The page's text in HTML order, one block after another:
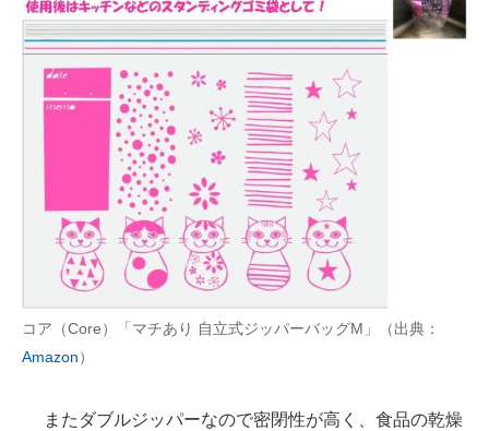
コア（Core）「マチあり 自立式ジッパーバッグM」（出典：
Amazon）
またダブルジッパーなので密閉性が高く、食品の乾燥